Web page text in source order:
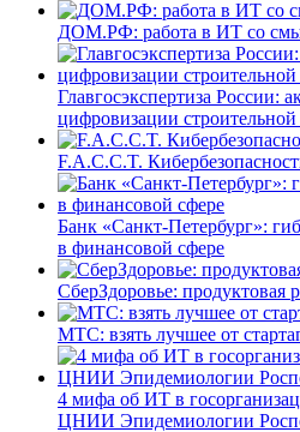
ДОМ.РФ: работа в ИТ со
Главгосэкспертиза России:
цифровизации
F.A.C.C.T.
Банк «Санкт-Петербург»:
в финансовой сфере
СберЗдоровье: продуктовая
МТС: взять лучшее от
4 мифа об ИТ в
ЦНИИ Эпидемиологии